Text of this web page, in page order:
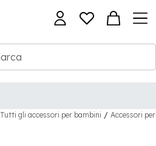
Tutti gli accessori per bambini / Accessori